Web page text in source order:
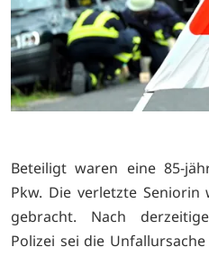
Beteiligt waren eine 85-
Pkw. Die verletzte
gebracht. Nach
Polizei sei die